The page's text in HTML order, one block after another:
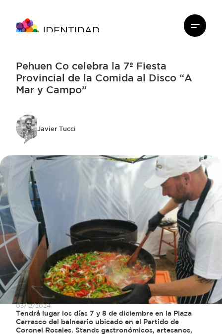
Pehuen Co celebra la 7º Fiesta
Provincial de la Comida al Disco “A
Mar y Campo”
Javier Tucci
03/12/2024
Tendrá lugar los días 7 y 8 de diciembre en la Plaza
Carrasco del balneario ubicado en el Partido de
Coronel Rosales. Stands gastronómicos, artesanos,